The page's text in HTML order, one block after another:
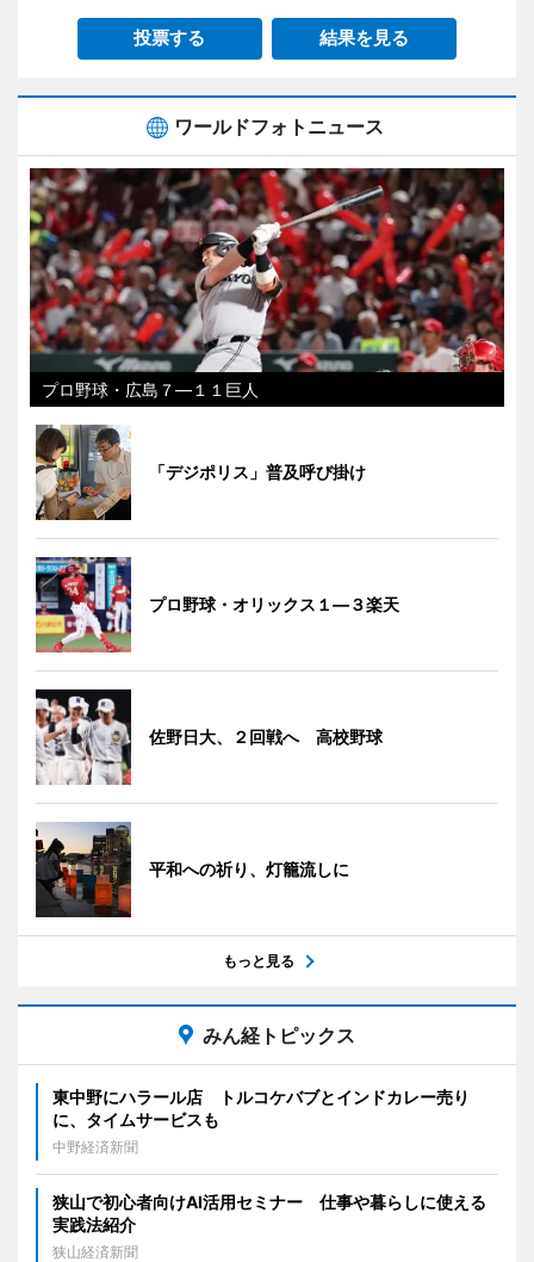
投票する 結果を見る
ワールドフォトニュース
プロ野球・広島７―１１巨人
「デジポリス」普及呼び掛け
プロ野球・オリックス１―３楽天
佐野日大、２回戦へ 高校野球
平和への祈り、灯籠流しに
もっと見る
みん経トピックス
東中野にハラール店 トルコケバブとインドカレー売り
に、タイムサービスも
中野経済新聞
狭山で初心者向けAI活用セミナー 仕事や暮らしに使える
実践法紹介
狭山経済新聞